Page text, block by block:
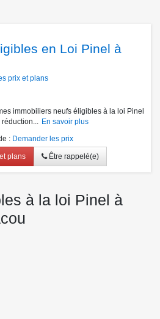
en Loi Pinel à
prix et plans
immobiliers neufs éligibles à la loi Pinel
En savoir plus
: Demander les prix
plans Être rappelé(e)
à la loi Pinel à